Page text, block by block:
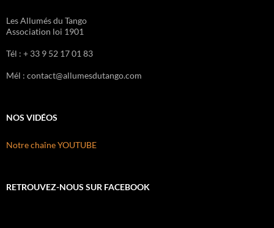
Les Allumés du Tango
Association loi 1901
Tél : + 33 9 52 17 01 83
Mél : contact@allumesdutango.com
NOS VIDÉOS
Notre chaîne YOUTUBE
RETROUVEZ-NOUS SUR FACEBOOK